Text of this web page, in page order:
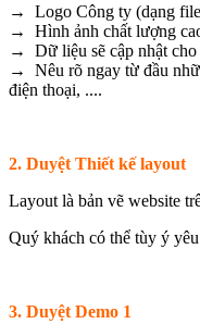
→ Logo Công ty (dạng
→ Hình ảnh chất lượng
→ Dữ liệu sẽ cập nhật
→ Nêu rõ ngay từ đầu
điện thoại, ....
2. Duyệt Thiết kế layout
Layout là bản vẽ website
Quý khách có thể tùy ý
3. Duyệt Demo 1